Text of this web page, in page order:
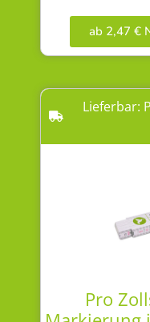
ab 2,47 €
Lieferbar:
Pro